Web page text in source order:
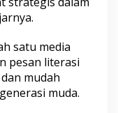
satu media
pesan literasi
mudah
muda.